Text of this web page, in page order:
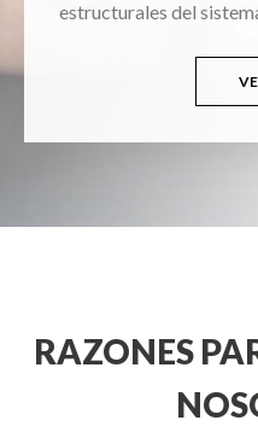
estructurales del
RAZONES